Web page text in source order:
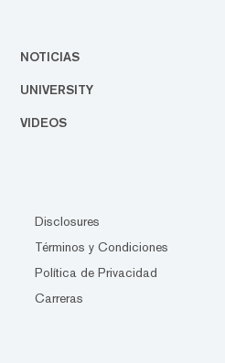
NOTICIAS
UNIVERSITY
VIDEOS
Disclosures
Términos y Condiciones
Política de Privacidad
Carreras